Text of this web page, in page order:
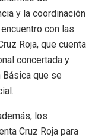
y la coordinación
con las
Roja, que cuenta
concertada y
que se
los
Cruz Roja para